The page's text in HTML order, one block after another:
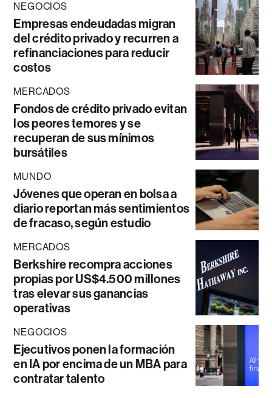
NEGOCIOS
Empresas endeudadas migran
del crédito privado y recurren a
refinanciaciones para reducir
costos
MERCADOS
Fondos de crédito privado evitan
los peores temores y se
recuperan de sus mínimos
bursátiles
MUNDO
Jóvenes que operan en bolsa a
diario reportan más sentimientos
de fracaso, según estudio
MERCADOS
Berkshire recompra acciones
propias por US$4.500 millones
tras elevar sus ganancias
operativas
NEGOCIOS
Ejecutivos ponen la formación
en IA por encima de un MBA para
contratar talento